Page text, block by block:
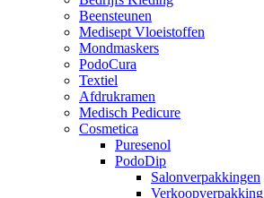
Beensteunen
Medisept Vloeistoffen
Mondmaskers
PodoCura
Textiel
Afdrukramen
Medisch Pedicure
Cosmetica
Puresenol
PodoDip
Salonverpakkingen
Verkoopverpakking